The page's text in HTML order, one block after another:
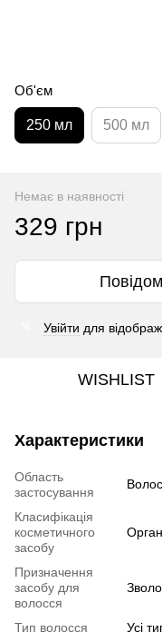
Об'єм
250 мл 500 мл
Немає в наявності
329 грн
Увійти для
WISHLIST
Характеристики
Область
застосування
Класифікація
косметичного
засобу
Призначення
засобу для
волосся
Тип волосся
Усі